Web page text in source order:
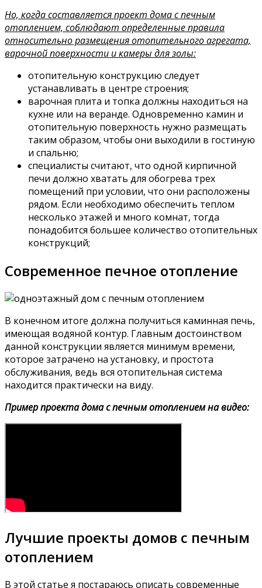
Но, когда составляется проект дома с печным
отоплением, соблюдают определенные правила
относительно размещения отопительного агрегата,
варочной поверхности и камеры для золы:
отопительную конструкцию следует
устанавливать в центре строения;
варочная плита и топка должны находиться на
кухне или на веранде. Одновременно камин и
отопительную поверхность нужно размещать
таким образом, чтобы они выходили в гостиную
и спальню;
специалисты считают, что одной кирпичной
печи должно хватать для обогрева трех
помещений при условии, что они расположены
рядом. Если необходимо обеспечить теплом
несколько этажей и много комнат, тогда
понадобится большее количество отопительных
конструкций;
Современное печное отопление
В конечном итоге должна получиться каминная печь,
имеющая водяной контур. Главным достоинством
данной конструкции является минимум времени,
которое затрачено на установку, и простота
обслуживания, ведь вся отопительная система
находится практически на виду.
Пример проекта дома с печным отоплением на видео:
Лучшие проекты домов с печным
отоплением
В этой статье я постараюсь описать современные